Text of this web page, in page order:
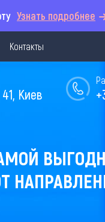
Узнать подробнее
Контакты
Киев